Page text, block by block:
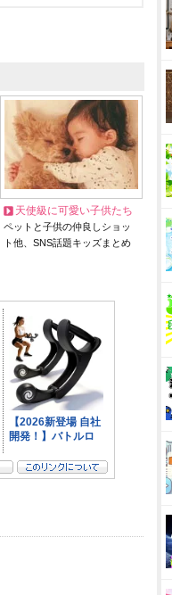
天使級に可愛い子供たち
ペットと子供の仲良しショッ
ト他、SNS話題キッズまとめ